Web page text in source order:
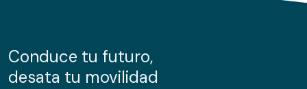
información sobre el uso que haga del sitio web con
nuestros partners de redes sociales, publicidad y análisis
Conduce tu futuro,
desata tu movilidad